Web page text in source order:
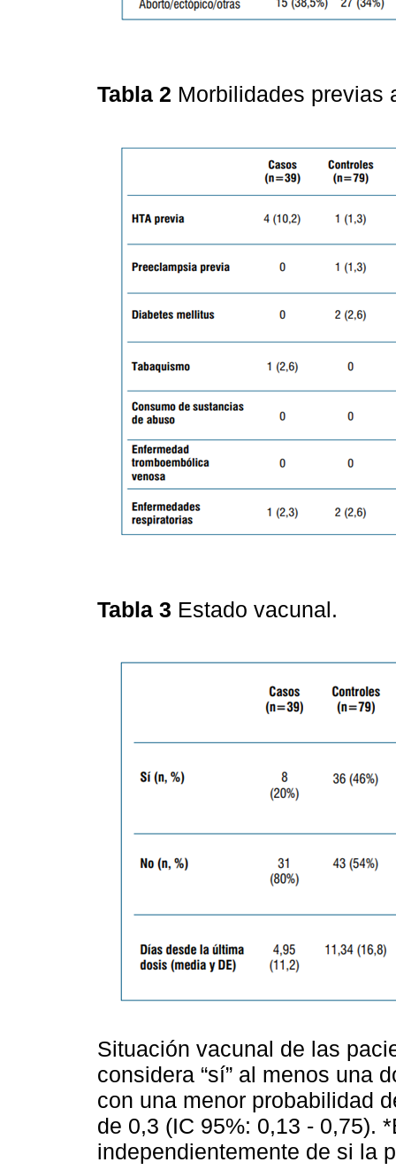
Tabla 2 Morbilidades previas
Tabla 3 Estado vacunal.
Situación vacunal de las
considera “sí” al menos una
con una menor probabilidad
de 0,3 (IC 95%: 0,13 - 0,75).
independientemente de si la